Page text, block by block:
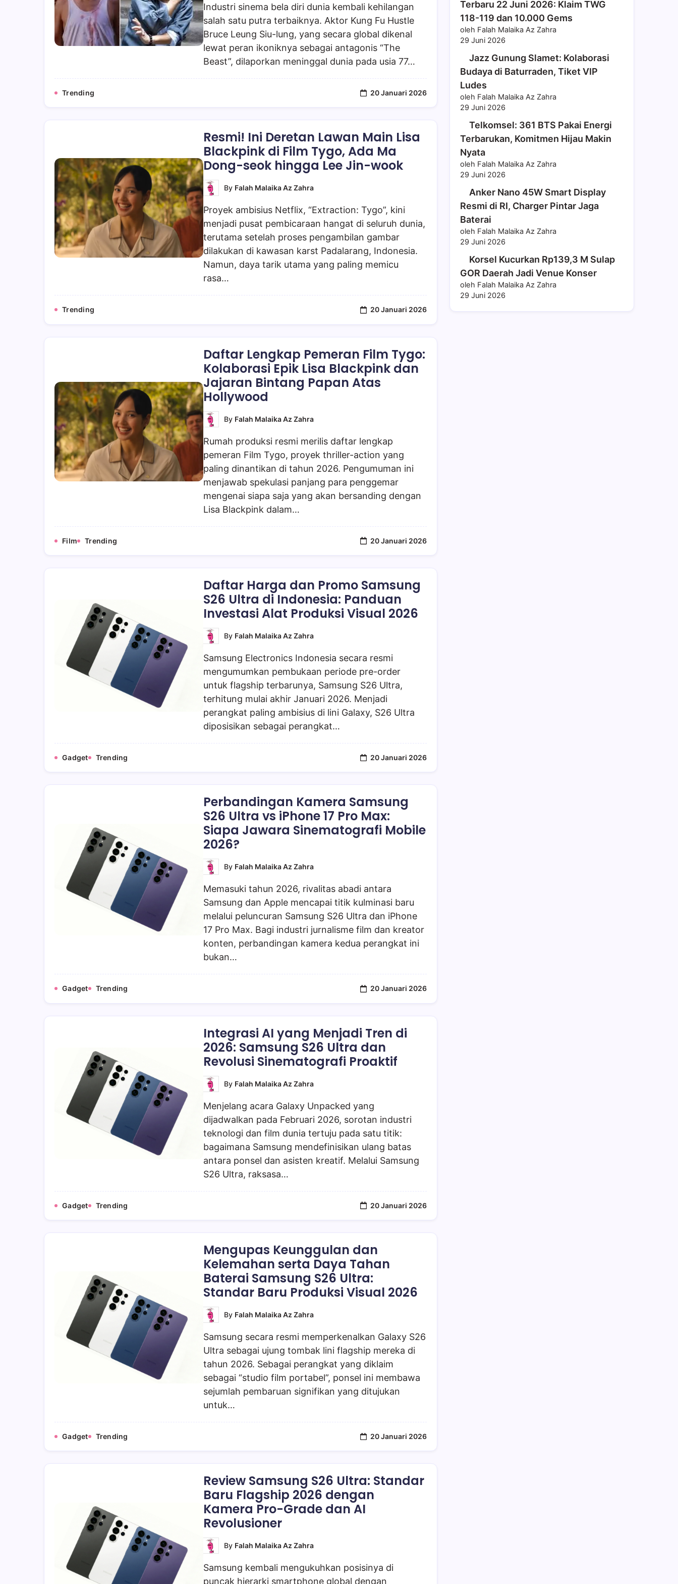
Industri sinema bela diri dunia kembali kehilangan
salah satu putra terbaiknya. Aktor Kung Fu Hustle
Bruce Leung Siu-lung, yang secara global dikenal
lewat peran ikoniknya sebagai antagonis “The
Beast”, dilaporkan meninggal dunia pada usia 77…
Trending 20 Januari 2026
Resmi! Ini Deretan Lawan Main Lisa
Blackpink di Film Tygo, Ada Ma
Dong-seok hingga Lee Jin-wook
By Falah Malaika Az Zahra
Proyek ambisius Netflix, “Extraction: Tygo”, kini
menjadi pusat pembicaraan hangat di seluruh dunia,
terutama setelah proses pengambilan gambar
dilakukan di kawasan karst Padalarang, Indonesia.
Namun, daya tarik utama yang paling memicu
rasa…
Trending 20 Januari 2026
Daftar Lengkap Pemeran Film Tygo:
Kolaborasi Epik Lisa Blackpink dan
Jajaran Bintang Papan Atas
Hollywood
By Falah Malaika Az Zahra
Rumah produksi resmi merilis daftar lengkap
pemeran Film Tygo, proyek thriller-action yang
paling dinantikan di tahun 2026. Pengumuman ini
menjawab spekulasi panjang para penggemar
mengenai siapa saja yang akan bersanding dengan
Lisa Blackpink dalam…
Film Trending 20 Januari 2026
Daftar Harga dan Promo Samsung
S26 Ultra di Indonesia: Panduan
Investasi Alat Produksi Visual 2026
By Falah Malaika Az Zahra
Samsung Electronics Indonesia secara resmi
mengumumkan pembukaan periode pre-order
untuk flagship terbarunya, Samsung S26 Ultra,
terhitung mulai akhir Januari 2026. Menjadi
perangkat paling ambisius di lini Galaxy, S26 Ultra
diposisikan sebagai perangkat…
Gadget Trending 20 Januari 2026
Perbandingan Kamera Samsung
S26 Ultra vs iPhone 17 Pro Max:
Siapa Jawara Sinematografi Mobile
2026?
By Falah Malaika Az Zahra
Memasuki tahun 2026, rivalitas abadi antara
Samsung dan Apple mencapai titik kulminasi baru
melalui peluncuran Samsung S26 Ultra dan iPhone
17 Pro Max. Bagi industri jurnalisme film dan kreator
konten, perbandingan kamera kedua perangkat ini
bukan…
Gadget Trending 20 Januari 2026
Integrasi AI yang Menjadi Tren di
2026: Samsung S26 Ultra dan
Revolusi Sinematografi Proaktif
By Falah Malaika Az Zahra
Menjelang acara Galaxy Unpacked yang
dijadwalkan pada Februari 2026, sorotan industri
teknologi dan film dunia tertuju pada satu titik:
bagaimana Samsung mendefinisikan ulang batas
antara ponsel dan asisten kreatif. Melalui Samsung
S26 Ultra, raksasa…
Gadget Trending 20 Januari 2026
Mengupas Keunggulan dan
Kelemahan serta Daya Tahan
Baterai Samsung S26 Ultra:
Standar Baru Produksi Visual 2026
By Falah Malaika Az Zahra
Samsung secara resmi memperkenalkan Galaxy S26
Ultra sebagai ujung tombak lini flagship mereka di
tahun 2026. Sebagai perangkat yang diklaim
sebagai “studio film portabel”, ponsel ini membawa
sejumlah pembaruan signifikan yang ditujukan
untuk…
Gadget Trending 20 Januari 2026
Review Samsung S26 Ultra: Standar
Baru Flagship 2026 dengan
Kamera Pro-Grade dan AI
Revolusioner
By Falah Malaika Az Zahra
Samsung kembali mengukuhkan posisinya di
puncak hierarki smartphone global dengan
Terbaru 22 Juni 2026: Klaim TWG
118-119 dan 10.000 Gems
oleh Falah Malaika Az Zahra
29 Juni 2026
Jazz Gunung Slamet: Kolaborasi
Budaya di Baturraden, Tiket VIP
Ludes
oleh Falah Malaika Az Zahra
29 Juni 2026
Telkomsel: 361 BTS Pakai Energi
Terbarukan, Komitmen Hijau Makin
Nyata
oleh Falah Malaika Az Zahra
29 Juni 2026
Anker Nano 45W Smart Display
Resmi di RI, Charger Pintar Jaga
Baterai
oleh Falah Malaika Az Zahra
29 Juni 2026
Korsel Kucurkan Rp139,3 M Sulap
GOR Daerah Jadi Venue Konser
oleh Falah Malaika Az Zahra
29 Juni 2026